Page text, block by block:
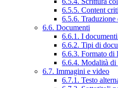
6.5.5. Content
6.5.6. Traduzione
6.6. Documenti
6.6.1. I
6.6.2. Tipi di
6.6.3. Formato di
6.6.4. Modalità di
6.7. Immagini e video
6.7.1. Testo